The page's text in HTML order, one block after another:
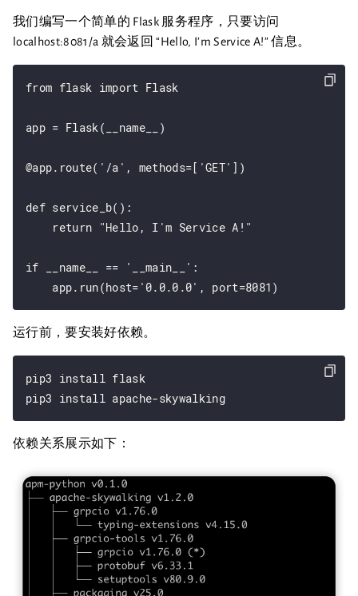
我们编写一个简单的 Flask 服务程序，只要访问
localhost:8081/a 就会返回 “Hello, I’m Service A!” 信息。
from flask import Flask
app = Flask(__name__)
@app.route('/a', methods=['GET'])
def service_b():
    return "Hello, I'm Service A!"
if __name__ == '__main__':
运行前，要安装好依赖。
pip3 install flask
pip3 install apache-skywalking
依赖关系展示如下：